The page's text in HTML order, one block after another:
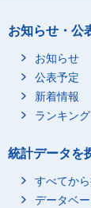
お知らせ・公
お知らせ
公表予定
新着情報
ランキング
統計データを
すべてか
データベ